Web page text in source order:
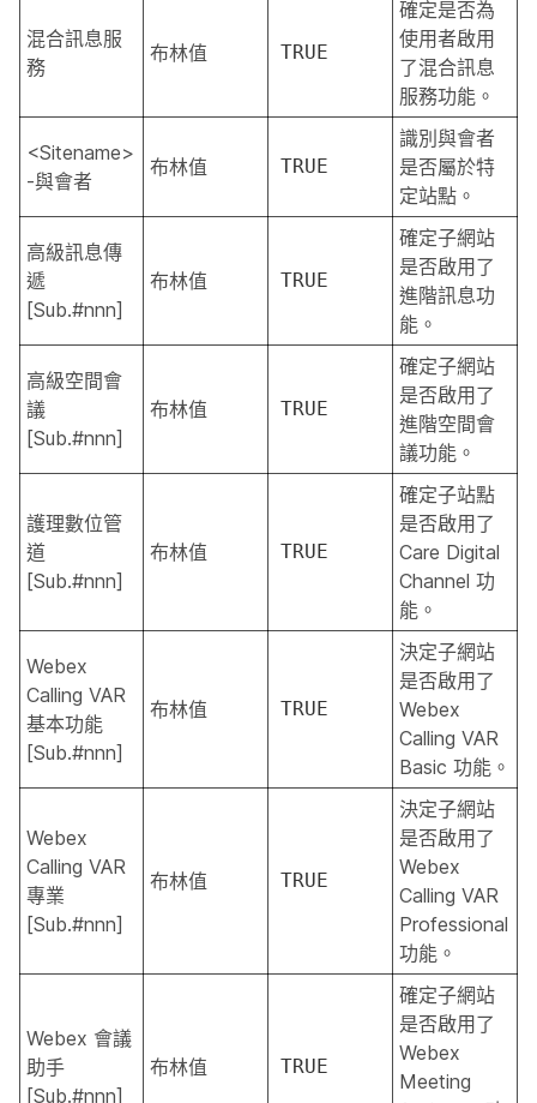
混合訊息服
務
布林值 TRUE
確定是否為
使用者啟用
了混合訊息
服務功能。
<Sitename>
-與會者
布林值 TRUE
識別與會者
是否屬於特
定站點。
高級訊息傳
遞
[Sub.#nnn]
布林值 TRUE
確定子網站
是否啟用了
進階訊息功
能。
高級空間會
議
[Sub.#nnn]
布林值 TRUE
確定子網站
是否啟用了
進階空間會
議功能。
護理數位管
道
[Sub.#nnn]
布林值 TRUE
確定子站點
是否啟用了
Care Digital
Channel 功
能。
Webex
Calling VAR
基本功能
[Sub.#nnn]
布林值 TRUE
決定子網站
是否啟用了
Webex
Calling VAR
Basic 功能。
Webex
Calling VAR
專業
[Sub.#nnn]
布林值 TRUE
決定子網站
是否啟用了
Webex
Calling VAR
Professional
功能。
Webex 會議
助手
[Sub.#nnn]
布林值 TRUE
確定子網站
是否啟用了
Webex
Meeting